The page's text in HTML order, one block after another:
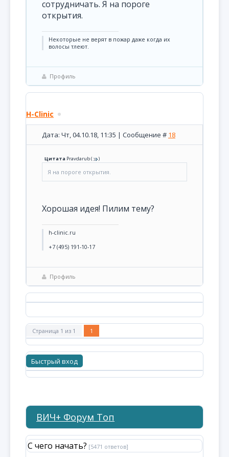
сотрудничать. Я на пороге
открытия.
Некоторые не верят в пожар даже когда их
волосы тлеют.
Профиль
H-Clinic
Дата: Чт, 04.10.18, 11:35 | Сообщение # 18
Цитата Pravdarub( )
Я на пороге открытия.
Хорошая идея! Пилим тему?
h-clinic.ru
+7 (495) 191-10-17
Профиль
Страница 1 из 1 1
ВИЧ+ Форум Топ
С чего начать? [5471 ответов]